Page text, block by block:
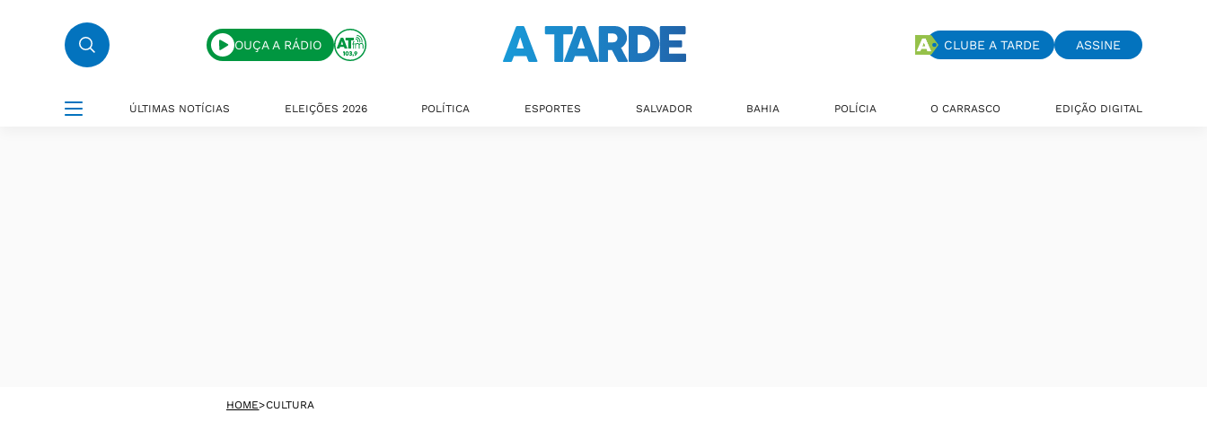
OUÇA A RÁDIO CLUBE A TARDE ASSINE
ÚLTIMAS NOTÍCIAS ELEIÇÕES 2026 POLÍTICA ESPORTES SALVADOR BAHIA POLÍCIA O CARRASCO EDIÇÃO DIGITAL
HOME>CULTURA